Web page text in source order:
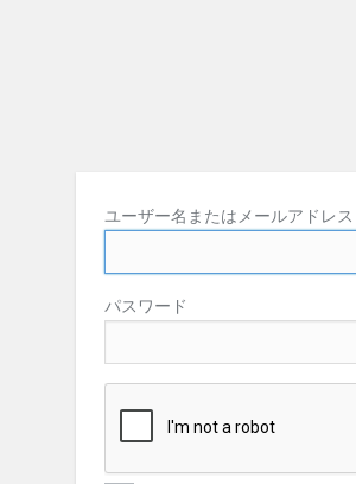
ユーザー名またはメールアドレス
パスワード